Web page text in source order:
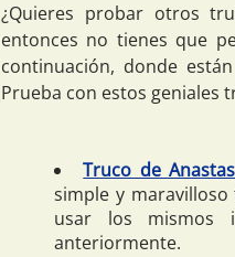
¿Quieres probar otros
entonces no tienes que
continuación, donde
Prueba con estos geniales
Truco de
simple y
usar los mismos
anteriormente.